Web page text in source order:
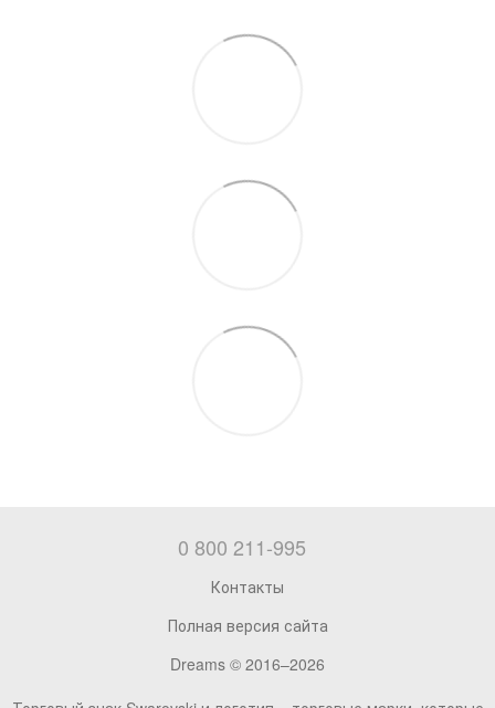
0 800 211-995
Контакты
Полная версия сайта
Dreams © 2016–2026